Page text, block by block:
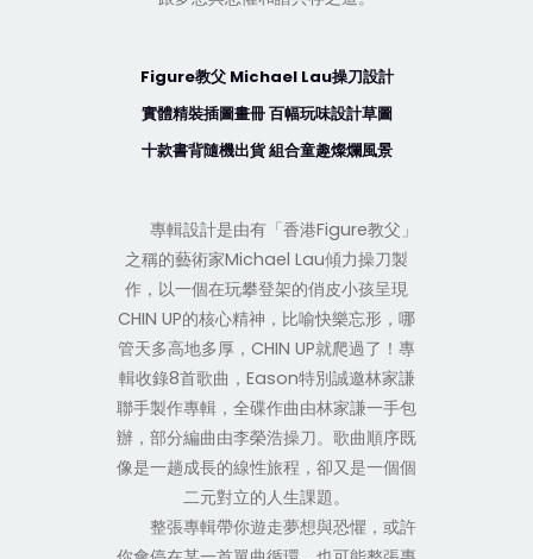
Figure教父 Michael Lau操刀設計
實體精裝插圖畫冊 百幅玩味設計草圖
十款書背隨機出貨 組合童趣燦爛風景
專輯設計是由有「香港Figure教父」
之稱的藝術家Michael Lau傾力操刀製
作，以一個在玩攀登架的俏皮小孩呈現
CHIN UP的核心精神，比喻快樂忘形，哪
管天多高地多厚，CHIN UP就爬過了！專
輯收錄8首歌曲，Eason特別誠邀林家謙
聯手製作專輯，全碟作曲由林家謙一手包
辦，部分編曲由李榮浩操刀。歌曲順序既
像是一趟成長的線性旅程，卻又是一個個
二元對立的人生課題。
整張專輯帶你遊走夢想與恐懼，或許